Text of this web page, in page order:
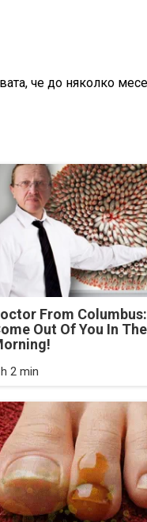
че до няколко
From
Out Of You In The
2 min